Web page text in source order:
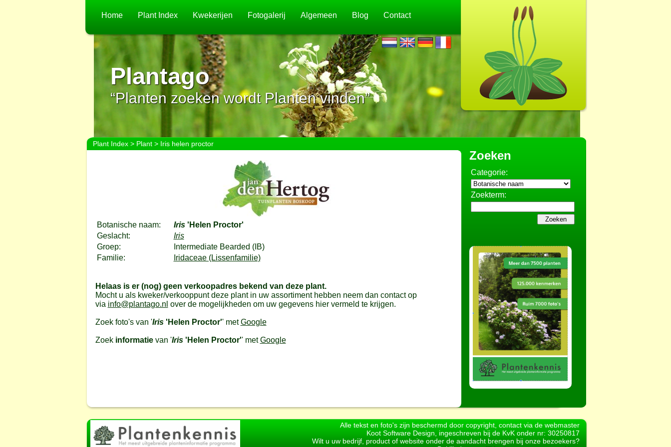
Home Plant Index Kwekerijen Fotogalerij Algemeen Blog Contact
Plantago
“Planten zoeken wordt Planten vinden”
Plant Index> Plant> Iris helen proctor
Botanische naam: Iris'Helen Proctor'
Geslacht:
Iris
Groep:
Intermediate Bearded (IB)
Familie:
Iridaceae (Lissenfamilie)
Helaas is er (nog) geen verkoopadres bekend van deze plant.
Mocht u als kweker/verkooppunt deze plant in uw assortiment hebben neem dan contact op
via info@plantago.nl over de mogelijkheden om uw gegevens hier vermeld te krijgen.
Zoek foto's van 'Iris'Helen Proctor'' metGoogle
Zoek informatievan 'Iris'Helen Proctor'' metGoogle
Zoeken
Categorie:
Zoekterm:
Alle tekst en foto's zijn beschermd door copyright, contact via de webmaster
Koot Software Design, ingeschreven bij de KvK onder nr: 30250817
Wilt u uw bedrijf, product of website onder de aandacht brengen bij onze bezoekers?